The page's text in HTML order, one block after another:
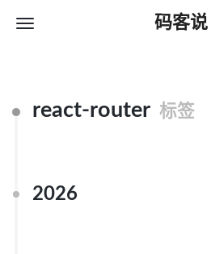
码客说
react-router 标签
2026